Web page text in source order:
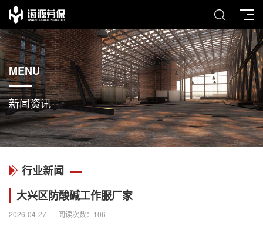
MENU
新闻资讯
行业新闻
大兴区防酸碱工作服厂家
2026-04-27 阅读次数： 106